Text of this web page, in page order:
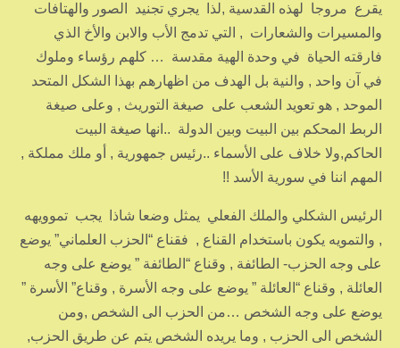
يقرع مروجا لهذه القدسية ,لذا يجري تجنيد الصور والهتافات
والمسيرات والشعارات , التي تدمج الأب والابن والأخ الذي
فارقته الحياة في وحدة الهية مقدسة … كلهم رؤساء وملوك
في آن واحد , والنية بل الهدف من اظهارهم بهذا الشكل المتحد
الموحد , هو تعويد الشعب على صيغة التوريث , وعلى صيغة
الربط المحكم بين البيت وبين الدولة ..انها صيغة البيت
الحاكم,ولا خلاف على الأسماء ..رئيس جمهورية , أو ملك مملكة ,
المهم اننا في سورية الأسد !!
الرئيس الشكلي والملك الفعلي يمثل وضعا شاذا يجب تموويهه
, والتمويه يكون باستخدام القناع , فقناع “الحزب العلماني” يوضع
على وجه الحزب- الطائفة , وقناع “الطائفة ” يوضع على وجه
العائلة , وقناع “العائلة ” يوضع على وجه الأسرة , وقناع” الأسرة ”
يوضع على وجه الشخص …من الحزب الى الشخص ,ومن
الشخص الى الحزب , وما يريده الشخص يتم عن طريق الحزب,